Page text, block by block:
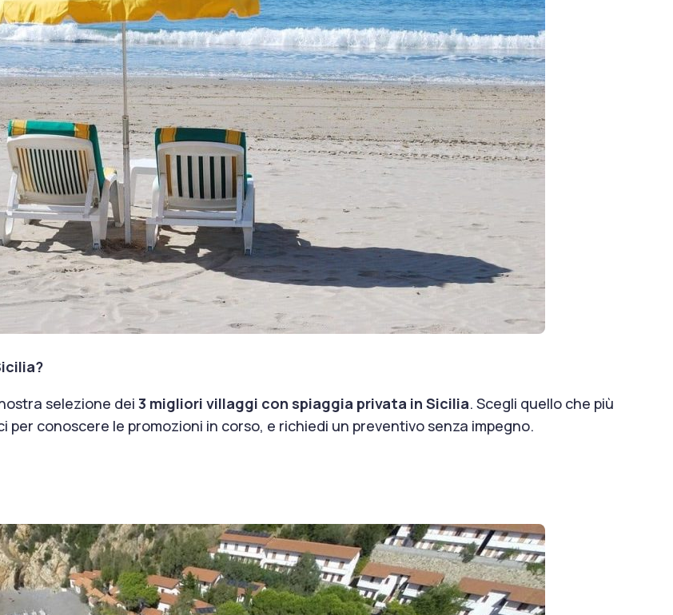
selezione dei 3 migliori villaggi con spiaggia privata in Sicilia. Scegli quello che più
conoscere le promozioni in corso, e richiedi un preventivo senza impegno.